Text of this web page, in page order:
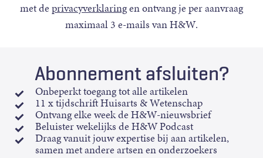
met deprivacyverklaringen ontvang je per aanvraag
maximaal 3 e-mails van H&W.
Abonnement afsluiten?
Onbeperkt toegang tot alle artikelen
11 x tijdschrift Huisarts & Wetenschap
Ontvang elke week de H&W-nieuwsbrief
Beluister wekelijks de H&W Podcast
Draag vanuit jouw expertise bij aan artikelen,
samen met andere artsen en onderzoekers